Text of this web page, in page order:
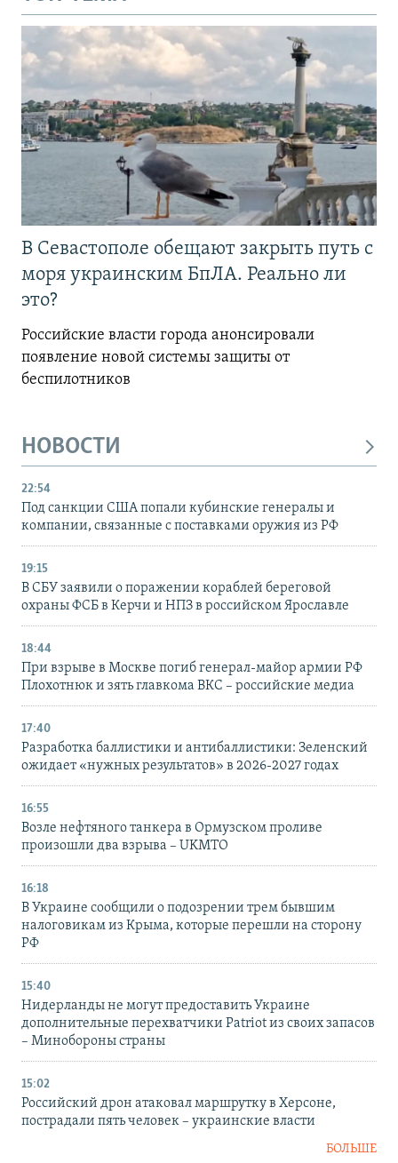
В Севастополе обещают закрыть путь с
моря украинским БпЛА. Реально ли
это?
Российские власти города анонсировали
появление новой системы защиты от
беспилотников
НОВОСТИ
22:54
Под санкции США попали кубинские генералы и
компании, связанные с поставками оружия из РФ
19:15
В СБУ заявили о поражении кораблей береговой
охраны ФСБ в Керчи и НПЗ в российском Ярославле
18:44
При взрыве в Москве погиб генерал-майор армии РФ
Плохотнюк и зять главкома ВКС – российские медиа
17:40
Разработка баллистики и антибаллистики: Зеленский
ожидает «нужных результатов» в 2026-2027 годах
16:55
Возле нефтяного танкера в Ормузском проливе
произошли два взрыва – UKMTO
16:18
В Украине сообщили о подозрении трем бывшим
налоговикам из Крыма, которые перешли на сторону
РФ
15:40
Нидерланды не могут предоставить Украине
дополнительные перехватчики Patriot из своих запасов
– Минобороны страны
15:02
Российский дрон атаковал маршрутку в Херсоне,
пострадали пять человек – украинские власти
БОЛЬШЕ